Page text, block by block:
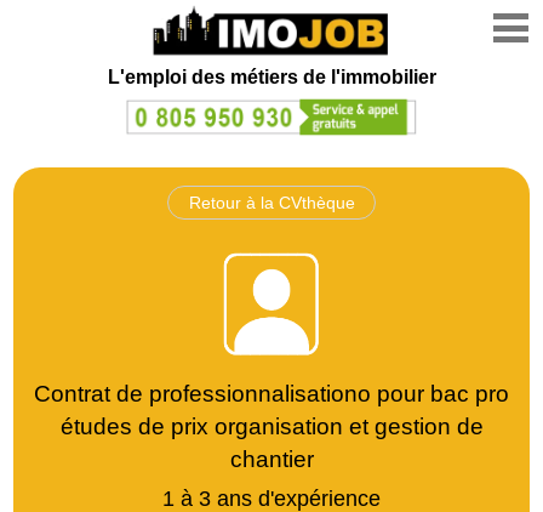
L'emploi des métiers de l'immobilier
Retour à la CVthèque
Contrat de professionnalisationo pour bac pro
études de prix organisation et gestion de
chantier
1 à 3 ans d'expérience